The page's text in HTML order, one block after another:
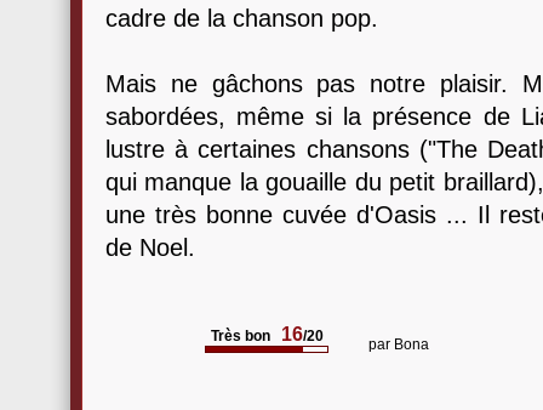
cadre de la chanson pop.
Mais ne gâchons pas notre plaisir.
sabordées, même si la présence de
lustre à certaines chansons ("The
qui manque la gouaille du petit
une très bonne cuvée d'Oasis ... Il
de Noel.
Très bon 16/20 par Bona